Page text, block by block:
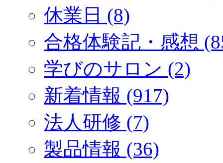
休業日 (8)
合格体験記・感想
学びのサロン (2)
新着情報 (917)
法人研修 (7)
製品情報 (36)